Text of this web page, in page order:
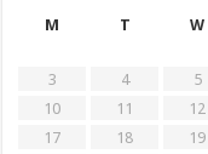
M
T W
3
4 5
10
11 12
17
18 19